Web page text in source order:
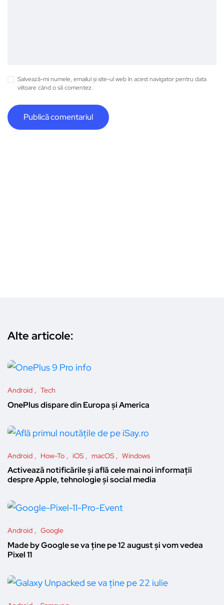
Salvează-mi numele, emailul și site-ul web în acest navigator pentru data
viitoare când o să comentez.
Alte articole:
Android Tech
OnePlus dispare din Europa și America
Android How-To iOS macOS Windows
Activează notificările și află cele mai noi informații
despre Apple, tehnologie și social media
Android Google
Made by Google se va ține pe 12 august și vom vedea
Pixel 11